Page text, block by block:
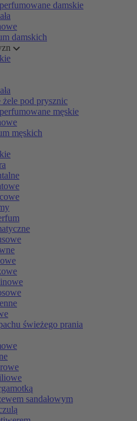
damskie
damskich
żele pod prysznic
męskie
męskich
świeżego prania
sandałowym